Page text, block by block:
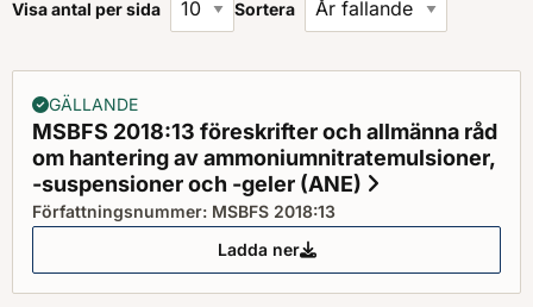
Visa antal per sida Sortera
GÄLLANDE
MSBFS 2018:13 föreskrifter och allmänna råd
om hantering av ammoniumnitratemulsioner,
-suspensioner och -geler (ANE)
Författningsnummer: MSBFS 2018:13
Ladda ner
MSBFS 2018:13 föreskrifter